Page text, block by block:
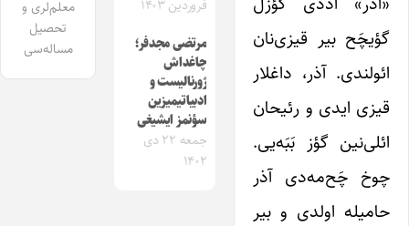
گؤیچَح بیر قیزی‌نان
ائولندی. آذر، داغلار
قیزی ایدی و رئیحان
‌ائلی‌نین گؤز بَبَه‌یی.
چوخ چَح‌مه‌دی ‌آذر
حامیله اولدی و بیر
فروردین ۱۴۰۳
مرتضی مجدفر؛
چاغداش
‌ژورنالیست و
ادبیاتیمیزین
سؤنمز ایشیغی
جمعه ۲۲ دی
۱۴۰۲
معلم‌لری و
تحصیل
مساله‌سی